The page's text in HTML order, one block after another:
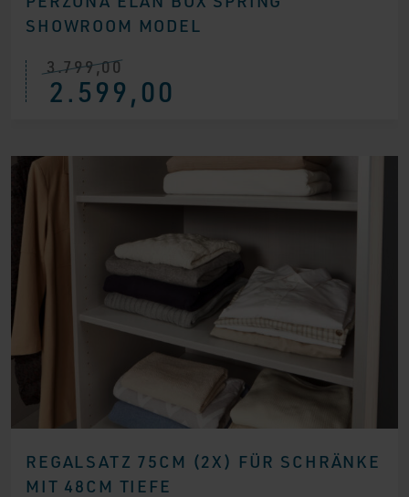
SHOWROOM MODEL
3.799,00
Ursprünglicher
Preis
war:
2.599,00
Aktueller
Preis
ist:
REGALSATZ 75CM (2X) FÜR SCHRÄNKE
MIT 48CM TIEFE